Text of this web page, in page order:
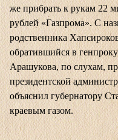
же прибрать к рукам 22
рублей «Газпрома». С
родственника
обратившийся в
Арашукова, по слухам,
президентской
объяснил губернатору
краевым газом.